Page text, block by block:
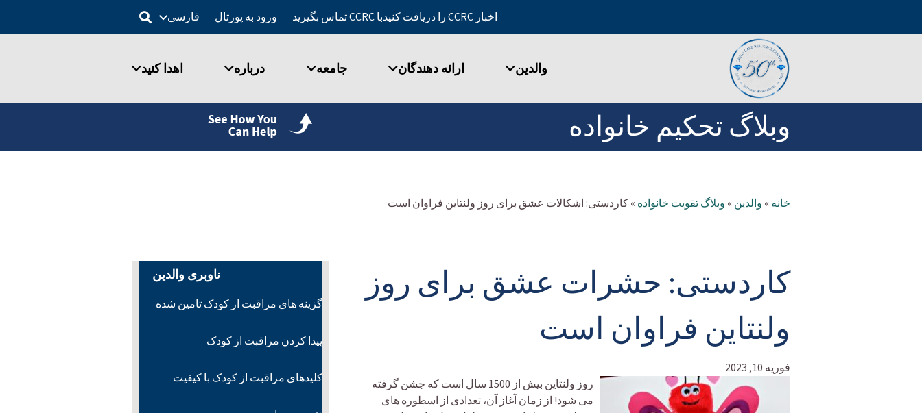
اخبار CCRC را دریافت کنید با CCRC تماس بگیرید ورود به پورتال فارسی
والدین ارائه دهندگان جامعه درباره اهدا کنید
وبلاگ تحکیم خانواده
خانه » والدین » وبلاگ تقویت خانواده »کاردستی: اشکالات عشق برای روز ولنتاین فراوان است
کاردستی: حشرات عشق برای روز
ولنتاین فراوان است
فوریه 10, 2023
روز ولنتاین بیش از 1500 سال است که جشن گرفته
می شود! از زمان آغاز آن، تعدادی از اسطوره های
ناوبری والدین
گزینه های مراقبت از کودک تامین شده
پیدا کردن مراقبت از کودک
کلیدهای مراقبت از کودک با کیفیت